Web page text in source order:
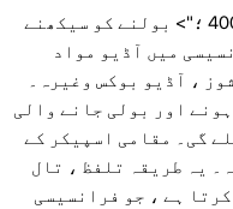
< p> <اسپین اسٹائل = "فونٹ وزن: 400 ؛"> بولنے کو سیکھنے
میں آڈیو مواد
، آڈیو بوکس وغیرہ۔
اور بولی جانے والی
گی۔ مقامی اسپیکر کے
یہ طریقہ تلفظ ، تال
ہے ، جو فرانسیسی